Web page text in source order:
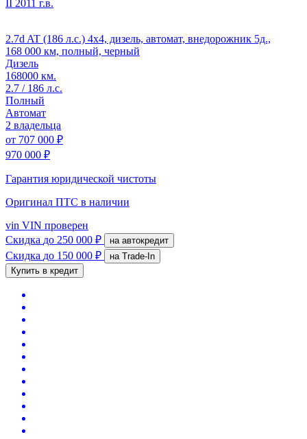
2011 г.в.
2.7d AT (186 л.с.) 4x4, дизель, автомат, внедорожник 5д.,
168 000 км, полный, черный
Дизель
168000 км.
2.7 / 186 л.с.
Полный
Автомат
2 владельца
от 707 000 ₽
970 000 ₽
Гарантия юридической чистоты
Оригинал ПТС в наличии
vin VIN проверен
Скидка до 250 000 ₽ на автокредит
Скидка до 150 000 ₽
на Trade-In
Купить в кредит